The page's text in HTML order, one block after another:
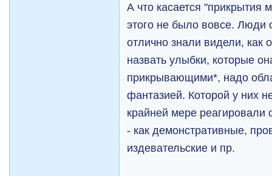
А что касается "прикрытия
этого не было вовсе. Люди
отлично знали видели, как
назвать улыбки, которые
прикрывающими*, надо
фантазией. Которой у них
крайней мере реагировали
- как демонстративные,
издевательские и пр.